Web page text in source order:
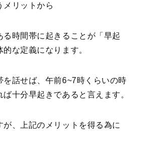
メリットから
る時間帯に起きることが「早起
な定義になります。
を話せば、午前6~7時くらいの時
ば十分早起きであると言えます。
が、上記のメリットを得る為に